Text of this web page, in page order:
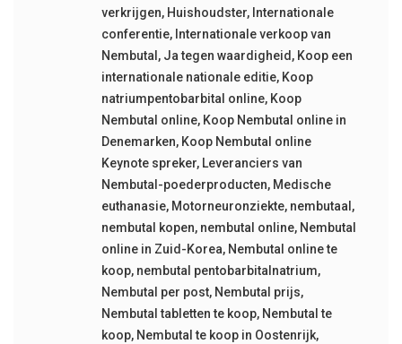
verkrijgen, Huishoudster, Internationale
conferentie, Internationale verkoop van
Nembutal , Ja tegen waardigheid , Koop een
internationale nationale editie, Koop
natriumpentobarbital online, Koop
Nembutal online, Koop Nembutal online in
Denemarken, Koop Nembutal online
Keynote spreker, Leveranciers van
Nembutal-poederproducten, Medische
euthanasie, Motorneuronziekte, nembutaal ,
nembutal kopen, nembutal online, Nembutal
online in Zuid-Korea, Nembutal online te
koop, nembutal pentobarbitalnatrium,
Nembutal per post, Nembutal prijs,
Nembutal tabletten te koop, Nembutal te
koop, Nembutal te koop in Oostenrijk,